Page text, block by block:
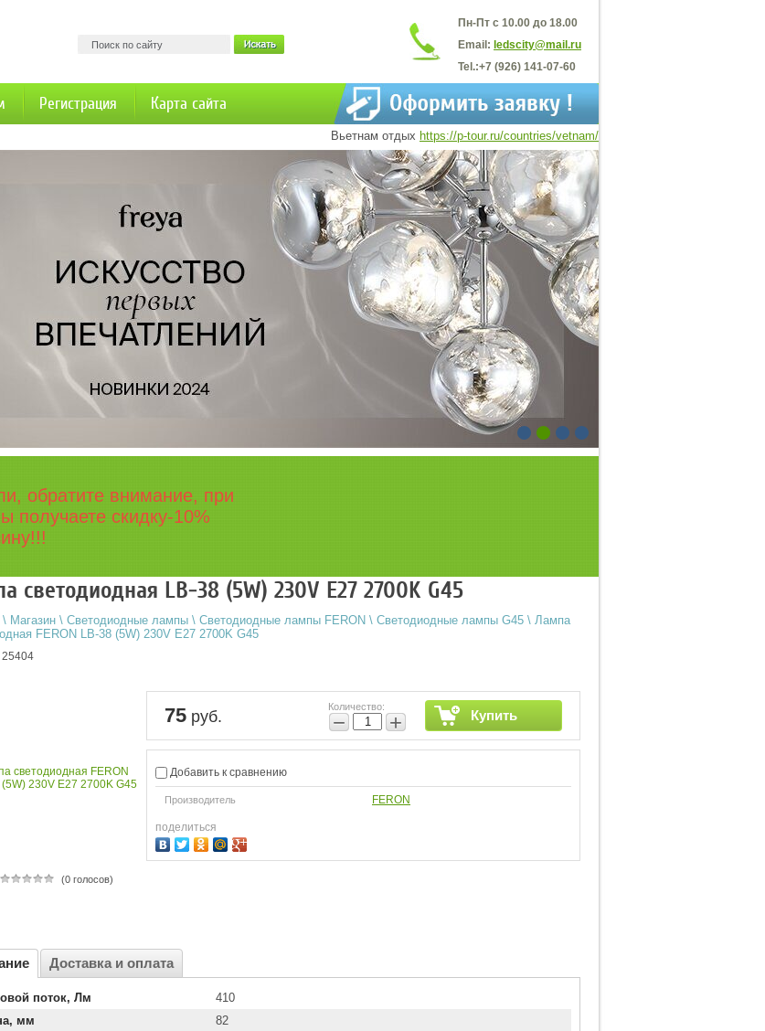
Пн-Пт с 10.00 до 18.00
Email: ledscity@mail.ru
Tel.:+7 (926) 141-07-60
Регистрация Карта сайта
Вьетнам отдых https://p-tour.ru/countries/vetnam/
обратите внимание, при
получаете скидку-10%
светодиодная LB-38 (5W) 230V E27 2700K G45
\ Магазин \ Светодиодные лампы \ Светодиодные лампы FERON \ Светодиодные лампы G45 \ Лампа
FERON LB-38 (5W) 230V E27 2700K G45
25404
(0 голосов)
75 руб.
Количество:
− + Купить
Добавить к сравнению
Производитель FERON
поделиться
Доставка и оплата
поток, Лм
410
мм
82